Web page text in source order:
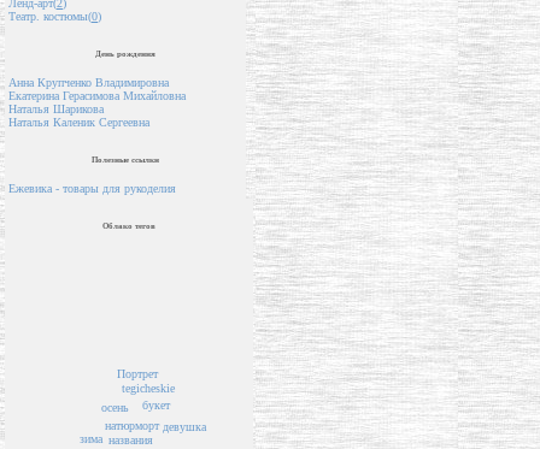
Ленд-арт(2)
Театр. костюмы(0)
День рождения
Анна Крупченко Владимировна
Екатерина Герасимова Михайловна
Наталья Шарикова
Наталья Каленик Сергеевна
Полезные ссылки
Ежевика - товары для рукоделия
Облако тегов
названия
натюрморт
зима
осень букет
tegicheskie
Портрет
девушка